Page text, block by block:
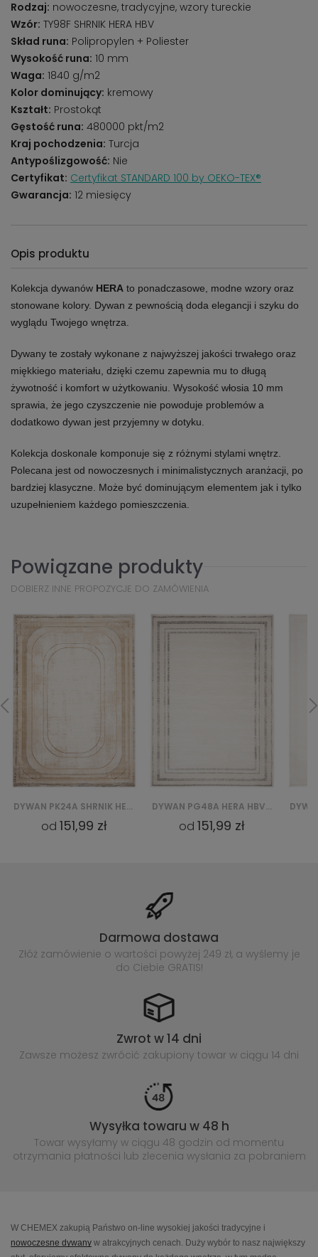
Rodzaj: nowoczesne, tradycyjne, wzory tureckie
Wzór: TY98F SHRNIK HERA HBV
Skład runa: Polipropylen + Poliester
Wysokość runa: 10 mm
Waga: 1840 g/m2
Kolor dominujący: kremowy
Kształt: Prostokąt
Gęstość runa: 480000 pkt/m2
Kraj pochodzenia: Turcja
Antypoślizgowość: Nie
Certyfikat: Certyfikat STANDARD 100 by OEKO-TEX®
Gwarancja: 12 miesięcy
Opis produktu
Kolekcja dywanów HERA to ponadczasowe, modne wzory oraz
stonowane kolory. Dywan z pewnością doda elegancji i szyku do
wyglądu Twojego wnętrza.
Dywany te zostały wykonane z najwyższej jakości trwałego oraz
miękkiego materiału, dzięki czemu zapewnia mu to długą
żywotność i komfort w użytkowaniu. Wysokość włosia 10 mm
sprawia, że jego czyszczenie nie powoduje problemów a
dodatkowo dywan jest przyjemny w dotyku.
Kolekcja doskonale komponuje się z różnymi stylami wnętrz.
Polecana jest od nowoczesnych i minimalistycznych aranżacji, po
bardziej klasyczne. Może być dominującym elementem jak i tylko
uzupełnieniem każdego pomieszczenia.
Powiązane produkty
DOBIERZ INNE PROPOZYCJE DO ZAMÓWIENIA
DYWAN PK24A SHRNIK HERA HBV - KREMOWY
od 151,99 zł
DYWAN PG48A HERA HBV - BIAŁY
od151,99 zł
Darmowa dostawa
Złóż zamówienie o wartości powyżej 249 zł, a wyślemy je
do Ciebie GRATIS!
Zwrot w 14 dni
Zawsze możesz zwrócić zakupiony towar w ciągu 14 dni
Wysyłka towaru w 48 h
Towar wysyłamy w ciągu 48 godzin od momentu
otrzymania płatności lub zlecenia wysłania za pobraniem
W CHEMEX zakupią Państwo on-line wysokiej jakości tradycyjne i
nowoczesne dywany w atrakcyjnych cenach. Duży wybór to nasz największy